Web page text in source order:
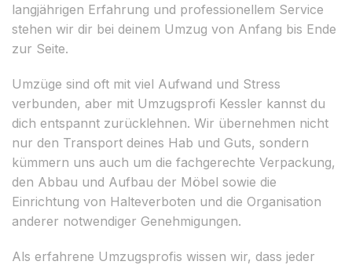
langjährigen Erfahrung und professionellem Service
stehen wir dir bei deinem Umzug von Anfang bis Ende
zur Seite.
Umzüge sind oft mit viel Aufwand und Stress
verbunden, aber mit Umzugsprofi Kessler kannst du
dich entspannt zurücklehnen. Wir übernehmen nicht
nur den Transport deines Hab und Guts, sondern
kümmern uns auch um die fachgerechte Verpackung,
den Abbau und Aufbau der Möbel sowie die
Einrichtung von Halteverboten und die Organisation
anderer notwendiger Genehmigungen.
Als erfahrene Umzugsprofis wissen wir, dass jeder